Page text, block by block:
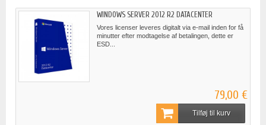
WINDOWS SERVER 2012 R2 DATACENTER
Vores licenser leveres digitalt via e-mail inden for få
minutter efter modtagelse af betalingen, dette er
ESD...
79,00 €
Tilføj til kurv